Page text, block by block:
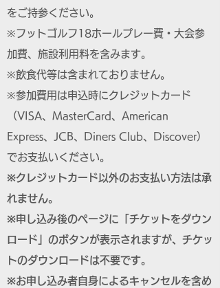
をご持参ください。
※フットゴルフ18ホールプレー費・大会参
加費、施設利用料を含みます。
※飲食代等は含まれておりません。
※参加費用は申込時にクレジットカード
（VISA、MasterCard、American
Express、JCB、Diners Club、Discover）
でお支払いください。
※クレジットカード以外のお支払い方法は承
れません。
※申し込み後のページに「チケットをダウン
ロード」のボタンが表示されますが、チケッ
トのダウンロードは不要です。
※お申し込み者自身によるキャンセルを含め